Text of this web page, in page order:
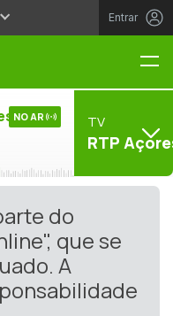
Entrar
NO AR TV
RTP
do
que se
A